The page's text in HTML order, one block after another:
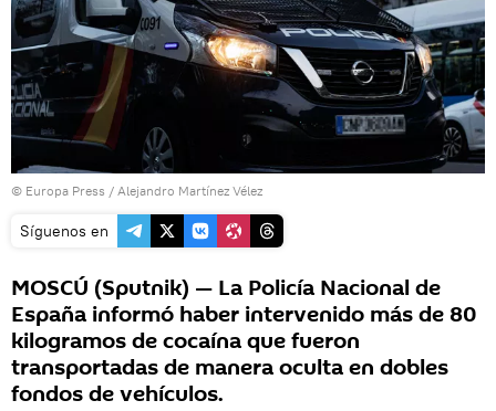
© Europa Press / Alejandro Martínez Vélez
Síguenos en
MOSCÚ (Sputnik) — La Policía Nacional de
España informó haber intervenido más de 80
kilogramos de cocaína que fueron
transportadas de manera oculta en dobles
fondos de vehículos.